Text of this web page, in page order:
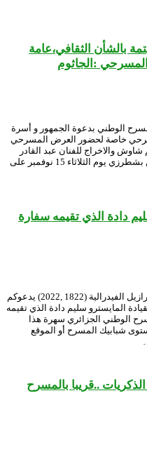
بالشأن الثقافي،عامة
:الجاثوم
الوطني بدعوة الجمهور و أسرة
خاصة لحضور العرض المسرحي
والاخراج للفنان عبد القادر
عزوز بالمسرح الوطني الجزائري محي الدين بشطرزي يوم الثلاثاء 15 نوفمبر على
دادة الذي تقيمه سفارة
بمناسبة المئوية الثانية لتأسيس جمهورية البرازيل الفيدرالية (1822 ,2022) يدعوكم
المايسترو سليم دادة الذي تقيمه
الوطني الجزائري سهرة هذا
شبابيك المسرح أو الموقع
..قريبا بالمسرح